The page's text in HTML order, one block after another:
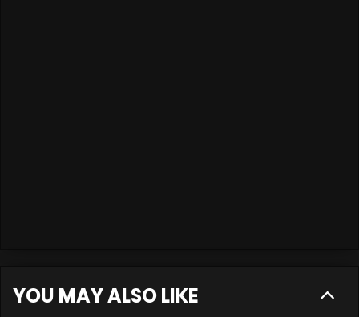
YOU MAY ALSO LIKE